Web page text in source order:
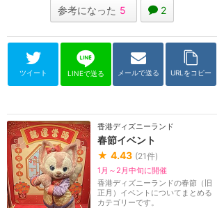
参考になった 5 2
ツイート LINEで送る メールで送る URLをコピー
香港ディズニーランド
春節イベント
★ 4.43 (21件)
1月～2月中旬に開催
香港ディズニーランドの春節（旧
正月）イベントについてまとめる
カテゴリーです。